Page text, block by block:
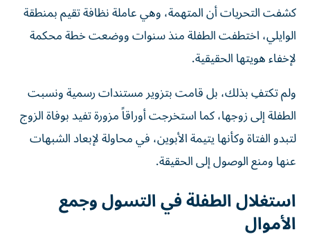
كشفت التحريات أن المتهمة، وهي عاملة نظافة تقيم بمنطقة
الوايلي، اختطفت الطفلة منذ سنوات ووضعت خطة محكمة
لإخفاء هويتها الحقيقية.
ولم تكتفِ بذلك، بل قامت بتزوير مستندات رسمية ونسبت
الطفلة إلى زوجها، كما استخرجت أوراقاً مزورة تفيد بوفاة الزوج
لتبدو الفتاة وكأنها يتيمة الأبوين، في محاولة لإبعاد الشبهات
عنها ومنع الوصول إلى الحقيقة.
استغلال الطفلة في التسول وجمع
الأموال